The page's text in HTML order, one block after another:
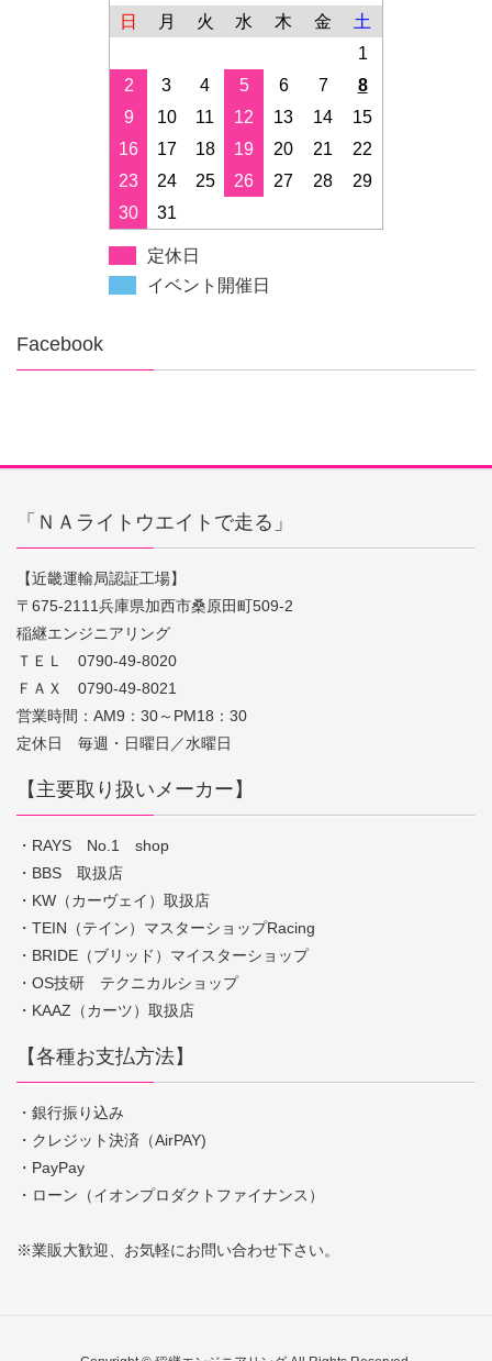
日
月 火 水 木 金
土
1
2
3 4 5 6 7
8
9
10 11 12 13 14
15
16
17 18 19 20 21
22
23
24 25 26 27 28
29
30
31
定休日
イベント開催日
Facebook
「ＮＡライトウエイトで走る」
【近畿運輸局認証工場】
〒675-2111兵庫県加西市桑原田町509-2
稲継エンジニアリング
ＴＥＬ 0790-49-8020
ＦＡＸ 0790-49-8021
営業時間：AM9：30～PM18：30
定休日 毎週・日曜日／水曜日
【主要取り扱いメーカー】
・RAYS No.1 shop
・BBS 取扱店
・KW（カーヴェイ）取扱店
・TEIN（テイン）マスターショップRacing
・BRIDE（ブリッド）マイスターショップ
・OS技研 テクニカルショップ
・KAAZ（カーツ）取扱店
【各種お支払方法】
・銀行振り込み
・クレジット決済（AirPAY)
・PayPay
・ローン（イオンプロダクトファイナンス）
※業販大歓迎、お気軽にお問い合わせ下さい。